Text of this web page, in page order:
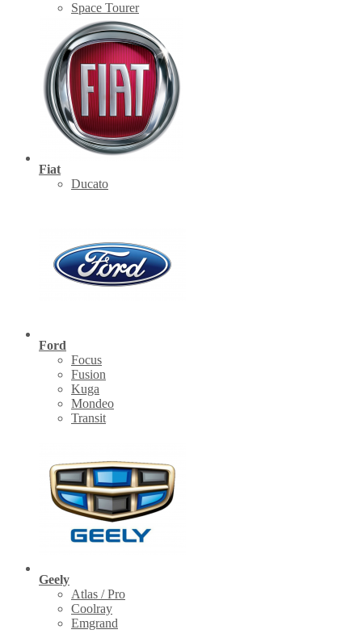
Space Tourer
Fiat
Ducato
Ford
Focus
Fusion
Kuga
Mondeo
Transit
Geely
Atlas / Pro
Coolray
Emgrand